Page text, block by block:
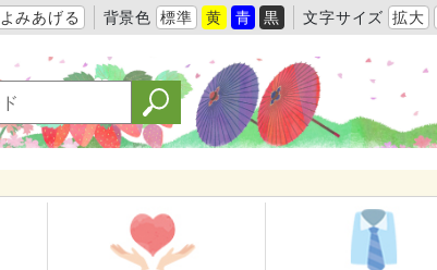
よみあげる 背景色 標準 黄 青 黒 文字サイズ 拡大